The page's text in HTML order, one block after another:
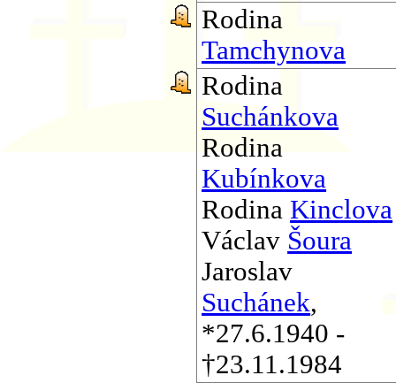
Rodina
Tamchynova
Rodina
Suchánkova
Rodina
Kubínkova
Rodina Kinclova
Václav Šoura
Jaroslav
Suchánek,
*27.6.1940 -
†23.11.1984